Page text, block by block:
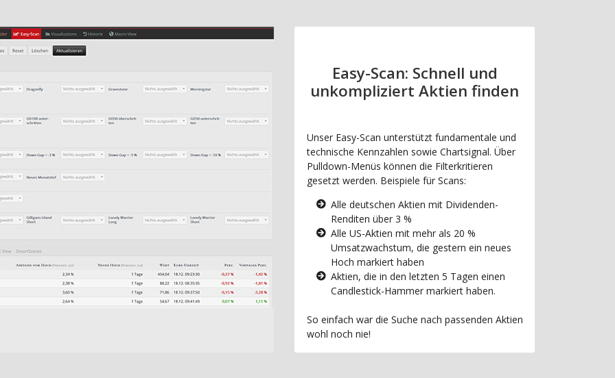
Easy-Scan: Schnell und
unkompliziert Aktien finden
Unser Easy-Scan unterstützt fundamentale und
technische Kennzahlen sowie Chartsignal. Über
Pulldown-Menüs können die Filterkritieren
gesetzt werden. Beispiele für Scans:
Alle deutschen Aktien mit Dividenden-
Renditen über 3 %
Alle US-Aktien mit mehr als 20 %
Umsatzwachstum, die gestern ein neues
Hoch markiert haben
Aktien, die in den letzten 5 Tagen einen
Candlestick-Hammer markiert haben.
So einfach war die Suche nach passenden Aktien
wohl noch nie!